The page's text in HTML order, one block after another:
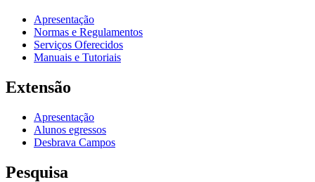
Apresentação
Normas e Regulamentos
Serviços Oferecidos
Manuais e Tutoriais
Extensão
Apresentação
Alunos egressos
Desbrava Campos
Pesquisa